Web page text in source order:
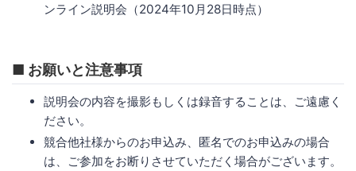
ンライン説明会（2024年10月28日時点）
■ お願いと注意事項
説明会の内容を撮影もしくは録音することは、ご遠慮く
ださい。
競合他社様からのお申込み、匿名でのお申込みの場合
は、ご参加をお断りさせていただく場合がございます。